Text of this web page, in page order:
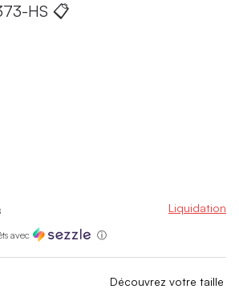
HS 📋
Liquidation
ts avec ⓘ
Découvrez votre taille